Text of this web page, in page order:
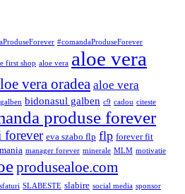
#comandaProduseForever
first shop aloe vera aloe vera
vera oradea aloe vera
bidonasul galben c9 cadou citeste
produse forever
forever eva szabo flp flp forever fit
manager forever minerale MLM motivatie
produsealoe.com
sfaturi SLABESTE slabire social media sponsor